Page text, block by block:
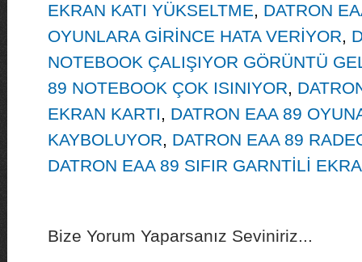
EKRAN KATI YÜKSELTME, DATRON
OYUNLARA GİRİNCE HATA VERİYOR,
NOTEBOOK ÇALIŞIYOR GÖRÜNTÜ
89 NOTEBOOK ÇOK ISINIYOR,
EKRAN KARTI, DATRON EAA 89
KAYBOLUYOR, DATRON EAA 89
DATRON EAA 89 SIFIR GARNTİLİ
Bize Yorum Yaparsanız Seviniriz...